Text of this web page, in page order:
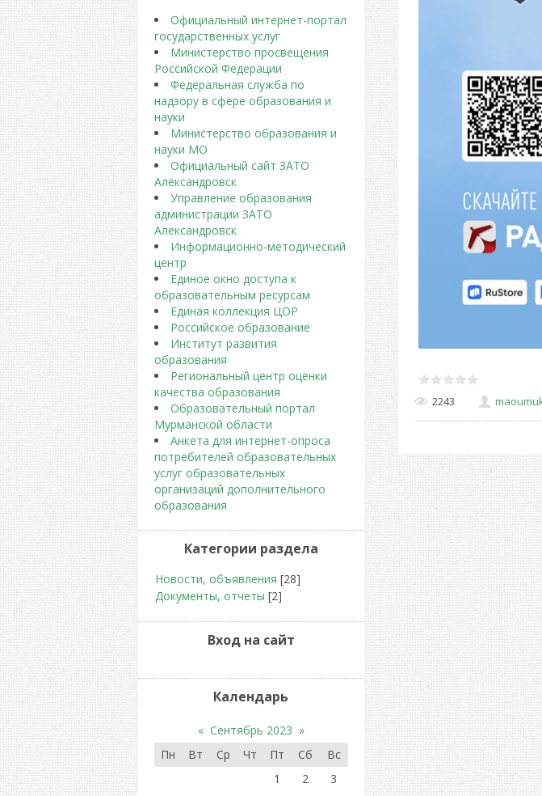
2243
Официальный интернет-портал
государственных услуг
Министерство просвещения
Российской Федерации
Федеральная служба по
надзору в сфере образования и
науки
Министерство образования и
науки МО
Официальный сайт ЗАТО
Александровск
Управление образования
администрации ЗАТО
Александровск
Информационно-методический
центр
Единое окно доступа к
образовательным ресурсам
Единая коллекция ЦОР
Российское образование
Институт развития
образования
Региональный центр оценки
качества образования
Образовательный портал
Мурманской области
Анкета для интернет-опроса
потребителей образовательных
услуг образовательных
организаций дополнительного
образования
Категории раздела
Новости, объявления [28]
Документы, отчеты [2]
Вход на сайт
Календарь
« Сентябрь 2023 »
Пн
Вт Ср Чт Пт Сб
Вс
1
2
3